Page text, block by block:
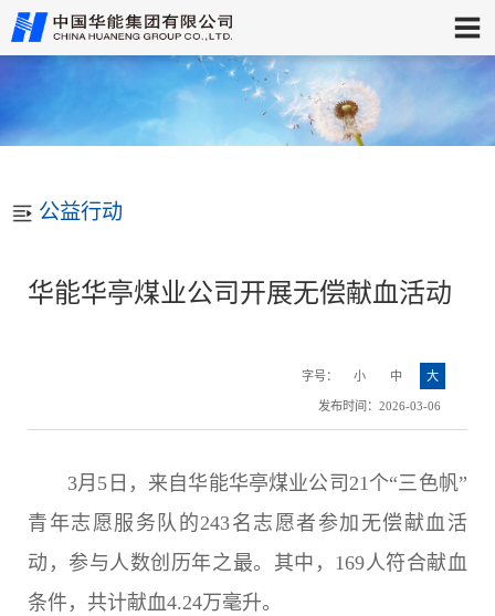
公益行动
华能华亭煤业公司开展无偿献血活动
字号： 小 中 大
发布时间：2026-03-06
3月5日，来自华能华亭煤业公司21个“三色帆”
青年志愿服务队的243名志愿者参加无偿献血活
动，参与人数创历年之最。其中，169人符合献血
条件，共计献血4.24万毫升。